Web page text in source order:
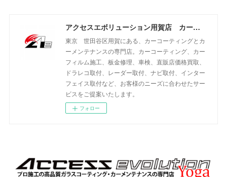
アクセスエボリューション用賀店 カーコーティング・カーメンテナンスの専門店
東京 世田谷区用賀にある、カーコーティングとカ
ーメンテナンスの専門店。カーコーティング、カー
フィルム施工、板金修理、車検、直販店価格買取、
ドラレコ取付、レーダー取付、ナビ取付、インター
フェイス取付など、お客様のニーズに合わせたサー
ビスをご提案いたします。
フォロー